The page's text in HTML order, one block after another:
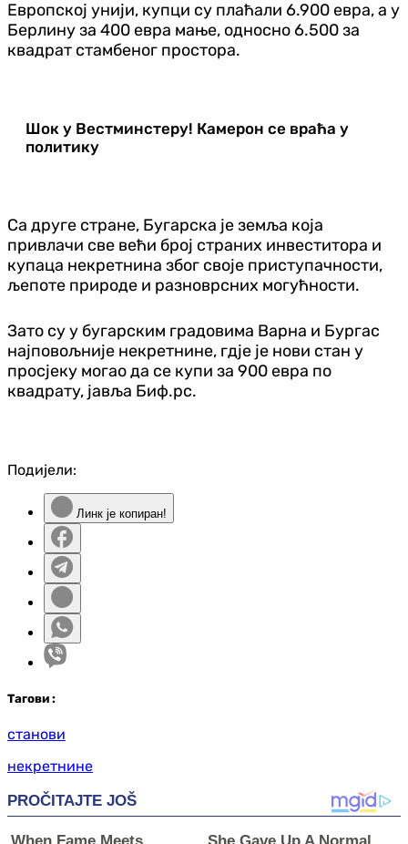
Европској унији, купци су плаћали 6.900 евра, а у
Берлину за 400 евра мање, односно 6.500 за
квадрат стамбеног простора.
Шок у Вестминстеру! Камерон се враћа у
политику
Са друге стране, Бугарска је земља која
привлачи све већи број страних инвеститора и
купаца некретнина због своје приступачности,
љепоте природе и разноврсних могућности.
Зато су у бугарским градовима Варна и Бургас
најповољније некретнине, гдје је нови стан у
просјеку могао да се купи за 900 евра по
квадрату, јавља Биф.рс.
Подијели:
Линк је копиран!
Тагови :
станови
некретнине